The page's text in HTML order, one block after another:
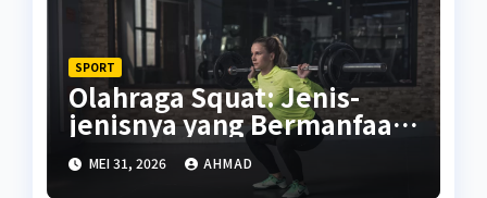
SPORT
Olahraga Squat: Jenis-
jenisnya yang Bermanfaat
untuk Tubuh
MEI 31, 2026 AHMAD